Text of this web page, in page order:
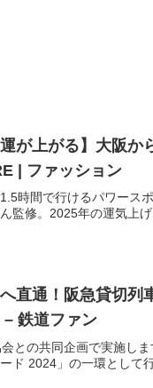
が上がる】 大阪か
| ファッション
時間で行けるパワース
ん監修。2025年の運気上
へ直通！阪急貸切
– 鉄道ファン
会との共同企画で実施し
ド 2024」の一環として